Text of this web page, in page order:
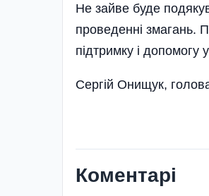
Не зайве буде
проведенні змагань.
підтримку і допомо­гу
Сергій Онищук,
Коментарі